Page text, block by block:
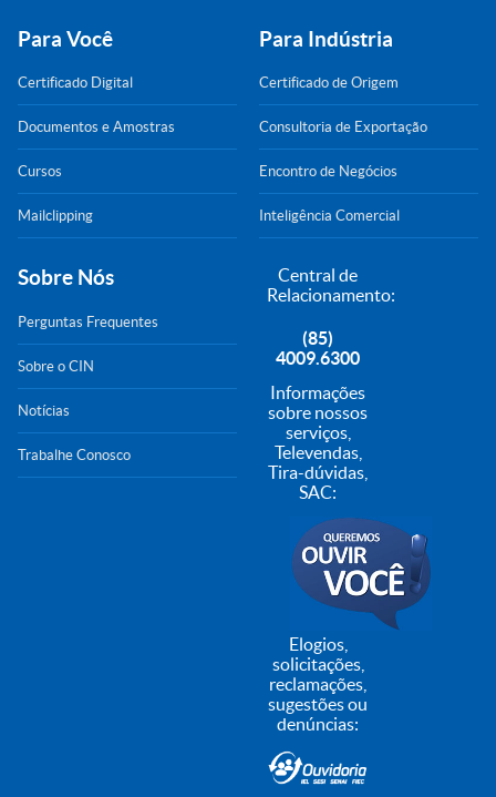
Para Você
Certificado Digital
Documentos e Amostras
Cursos
Mailclipping
Para Indústria
Certificado de Origem
Consultoria de Exportação
Encontro de Negócios
Inteligência Comercial
Sobre Nós
Perguntas Frequentes
Sobre o CIN
Notícias
Trabalhe Conosco
Central de
Relacionamento:
(85)
4009.6300
Informações
sobre nossos
serviços,
Televendas,
Tira-dúvidas,
SAC:
Elogios,
solicitações,
reclamações,
sugestões ou
denúncias: